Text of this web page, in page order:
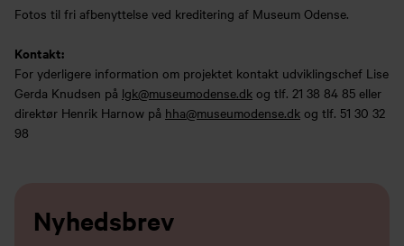
Fotos til fri afbenyttelse ved kreditering af Museum Odense.
Kontakt:
For yderligere information om projektet kontakt udviklingschef Lise
Gerda Knudsen på lgk@museumodense.dk og tlf. 21 38 84 85 eller
direktør Henrik Harnow på hha@museumodense.dk og tlf. 51 30 32
98
Nyhedsbrev